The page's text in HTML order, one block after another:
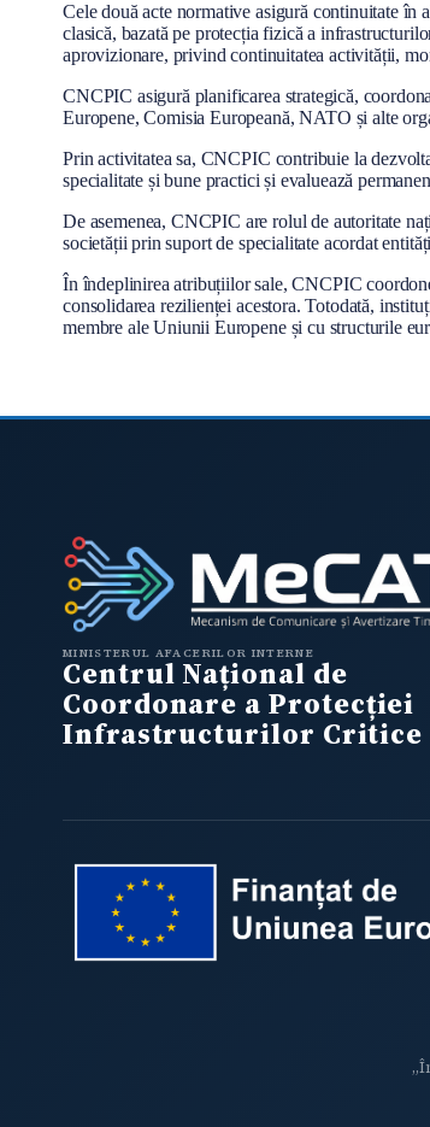
Cele două acte normative asigură continuitate în
clasică, bazată pe protecția fizică a
aprovizionare, privind continuitatea activității,
CNCPIC asigură planificarea strategică,
Europene, Comisia Europeană, NATO și alte
Prin activitatea sa, CNCPIC contribuie la
specialitate și bune practici și evaluează
De asemenea, CNCPIC are rolul de autoritate
societății prin suport de specialitate acordat
În îndeplinirea atribuțiilor sale, CNCPIC
consolidarea rezilienței acestora. Totodată,
membre ale Uniunii Europene și cu structurile
MINISTERUL AFACERILOR INTERNE
Centrul Național de
Coordonare a Protecției
Infrastructurilor Critice